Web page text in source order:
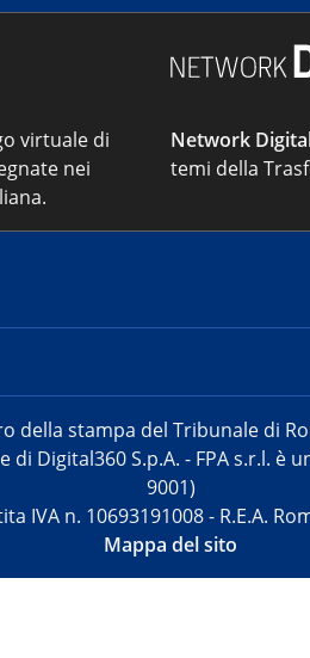
virtuale di
nei
Network
temi della
stampa del Tribunale di
Digital360 S.p.A. - FPA s.r.l.
9001)
IVA n. 10693191008 - R.E.A.
Mappa del sito